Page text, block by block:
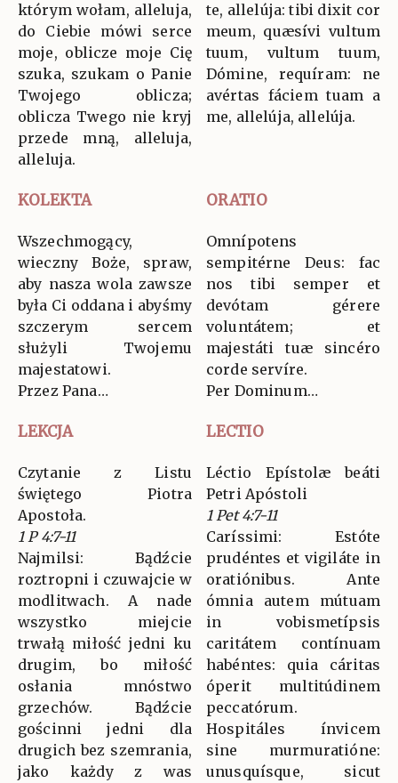
którym wołam, alleluja,
do Ciebie mówi serce
moje, oblicze moje Cię
szuka, szukam o Panie
Twojego oblicza;
oblicza Twego nie kryj
przede mną, alleluja,
alleluja.
te, allelúja: tibi dixit cor
meum, quæsívi vultum
tuum, vultum tuum,
Dómine, requíram: ne
avértas fáciem tuam a
me, allelúja, allelúja.
KOLEKTA ORATIO
Wszechmogący,
wieczny Boże, spraw,
aby nasza wola zawsze
była Ci oddana i abyśmy
szczerym sercem
służyli Twojemu
majestatowi.
Przez Pana…
Omnípotens
sempitérne Deus: fac
nos tibi semper et
devótam gérere
voluntátem; et
majestáti tuæ sincéro
corde servíre.
Per Dominum…
LEKCJA LECTIO
Czytanie z Listu
świętego Piotra
Apostoła.
1 P 4:7-11
Najmilsi: Bądźcie
roztropni i czuwajcie w
modlitwach. A nade
wszystko miejcie
trwałą miłość jedni ku
drugim, bo miłość
osłania mnóstwo
grzechów. Bądźcie
gościnni jedni dla
drugich bez szemrania,
jako każdy z was
Léctio Epístolæ beáti
Petri Apóstoli
1 Pet 4:7-11
Caríssimi: Estóte
prudéntes et vigiláte in
oratiónibus. Ante
ómnia autem mútuam
in vobismetípsis
caritátem contínuam
habéntes: quia cáritas
óperit multitúdinem
peccatórum.
Hospitáles ínvicem
sine murmuratióne:
unusquísque, sicut